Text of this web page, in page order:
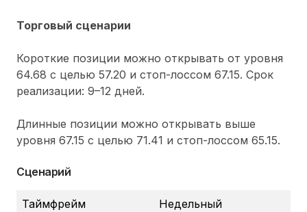
Торговый сценарии
Короткие позиции можно открывать от уровня
64.68 с целью 57.20 и стоп-лоссом 67.15. Срок
реализации: 9–12 дней.
Длинные позиции можно открывать выше
уровня 67.15 с целью 71.41 и стоп-лоссом 65.15.
Сценарий
Таймфрейм Недельный